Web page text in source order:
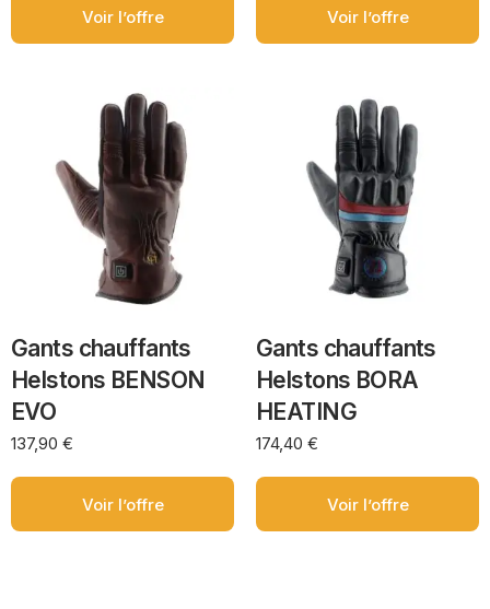
Voir l’offre Voir l’offre
Gants chauffants
Helstons BENSON
EVO
137,90 €
Voir l’offre
Gants chauffants
Helstons BORA
HEATING
174,40 €
Voir l’offre